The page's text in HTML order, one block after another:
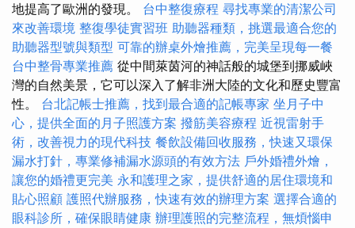
地提高了歐洲的發現。 台中整復療程 尋找專業的清潔公司
來改善環境 整復學徒實習班 助聽器種類，挑選最適合您的
助聽器型號與類型 可靠的辦桌外燴推薦，完美呈現每一餐
台中整骨專業推薦 從中間萊茵河的神話般的城堡到挪威峽
灣的自然美景，它可以深入了解非洲大陸的文化和歷史豐富
性。 台北記帳士推薦，找到最合適的記帳專家 坐月子中
心，提供全面的月子照護方案 撥筋美容療程 近視雷射手
術，改善視力的現代科技 餐飲設備回收服務，快速又環保
漏水打針，專業修補漏水源頭的有效方法 戶外婚禮外燴，
讓您的婚禮更完美 永和護理之家，提供舒適的居住環境和
貼心照顧 護照代辦服務，快速有效的辦理方案 選擇合適的
眼科診所，確保眼睛健康 辦理護照的完整流程，無煩惱申